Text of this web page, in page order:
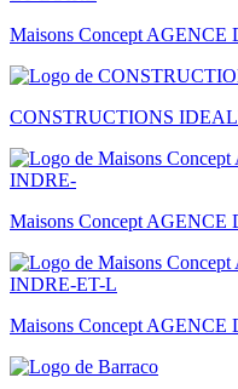
Maisons Concept
CONSTRUCTIONS
Maisons Concept
Maisons Concept